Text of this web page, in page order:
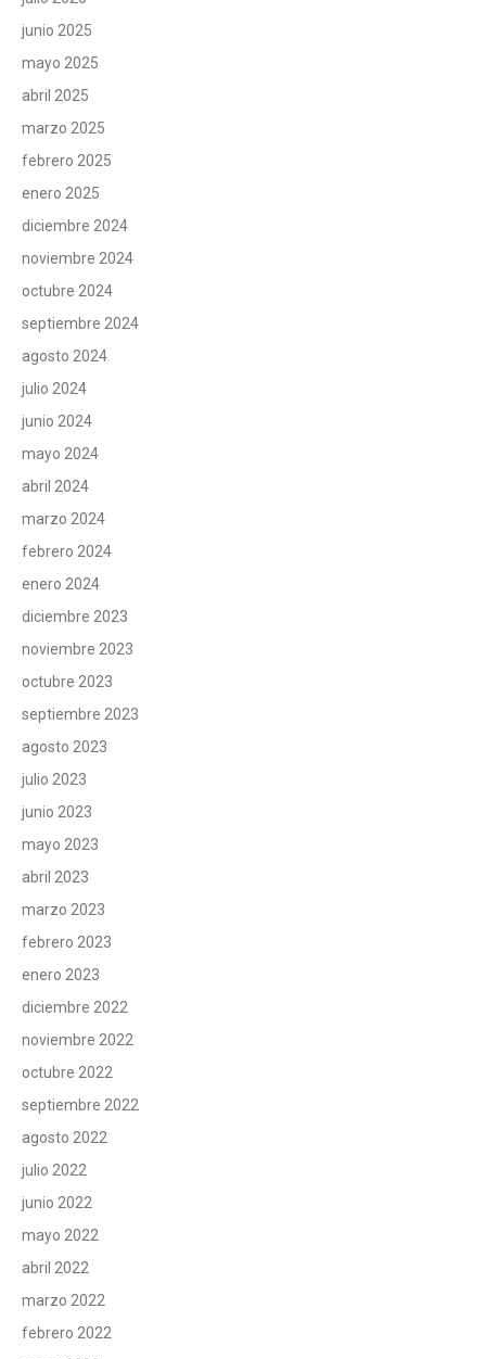
junio 2025
mayo 2025
abril 2025
marzo 2025
febrero 2025
enero 2025
diciembre 2024
noviembre 2024
octubre 2024
septiembre 2024
agosto 2024
julio 2024
junio 2024
mayo 2024
abril 2024
marzo 2024
febrero 2024
enero 2024
diciembre 2023
noviembre 2023
octubre 2023
septiembre 2023
agosto 2023
julio 2023
junio 2023
mayo 2023
abril 2023
marzo 2023
febrero 2023
enero 2023
diciembre 2022
noviembre 2022
octubre 2022
septiembre 2022
agosto 2022
julio 2022
junio 2022
mayo 2022
abril 2022
marzo 2022
febrero 2022